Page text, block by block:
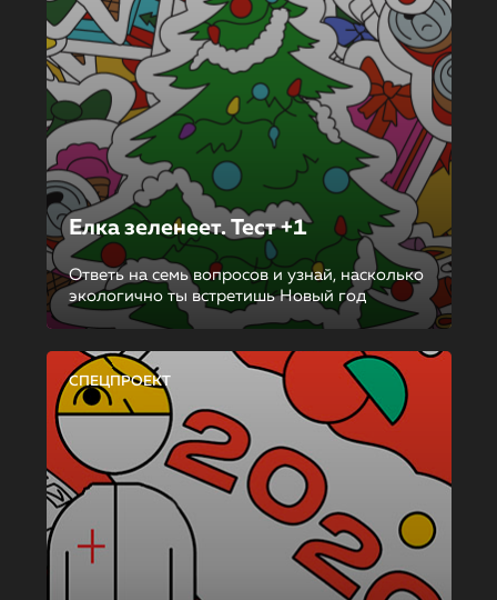
Елка зеленеет. Тест +1
Ответь на семь вопросов и узнай, насколько
экологично ты встретишь Новый год
СПЕЦПРОЕКТ